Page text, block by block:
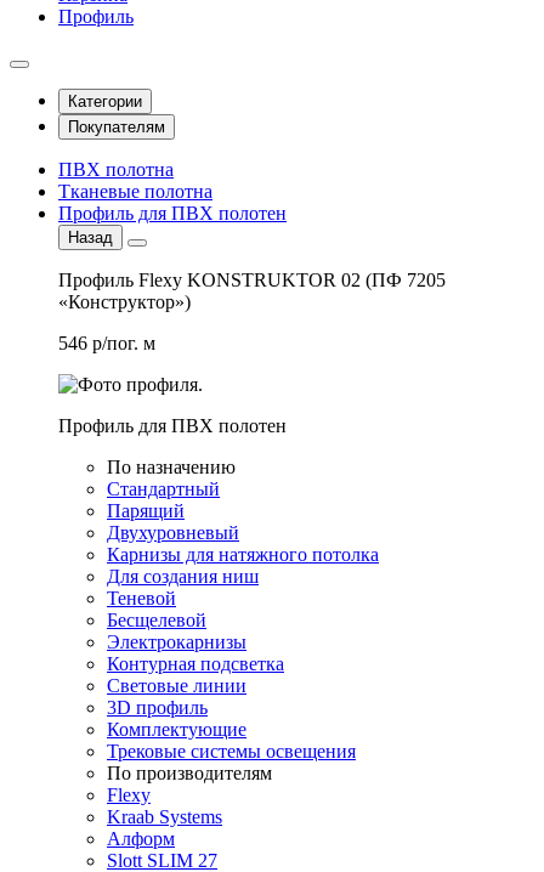
Профиль
Категории
Покупателям
ПВХ полотна
Тканевые полотна
Профиль для ПВХ полотен
Назад
Профиль Flexy KONSTRUKTOR 02 (ПФ 7205
«Конструктор»)
546 р/пог. м
Профиль для ПВХ полотен
По назначению
Стандартный
Парящий
Двухуровневый
Карнизы для натяжного потолка
Для создания ниш
Теневой
Бесщелевой
Электрокарнизы
Контурная подсветка
Световые линии
3D профиль
Комплектующие
Трековые системы освещения
По производителям
Flexy
Kraab Systems
Алформ
Slott SLIM 27